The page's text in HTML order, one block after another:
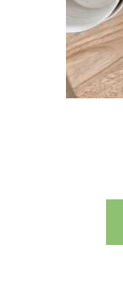
tehdä
valinnat
tuotteen
sivulla.